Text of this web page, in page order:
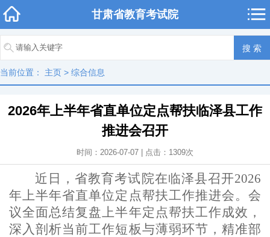
甘肃省教育考试院
当前位置： 主页 > 综合信息
2026年上半年省直单位定点帮扶临泽县工作
推进会召开
时间：2026-07-07 | 点击： 1309次
近日，省教育考试院在临泽县召开2026
年上半年省直单位定点帮扶工作推进会。会
议全面总结复盘上半年定点帮扶工作成效，
深入剖析当前工作短板与薄弱环节，精准部